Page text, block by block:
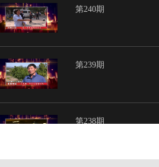
第240期
第239期
第238期